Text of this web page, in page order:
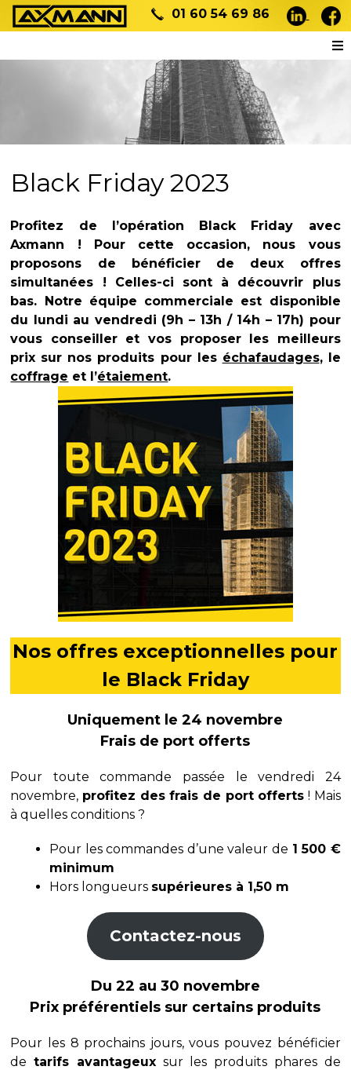
01 60 54 69 86
Black Friday 2023
Profitez de l’opération Black Friday avec
Axmann ! Pour cette occasion, nous vous
proposons de bénéficier de deux offres
simultanées ! Celles-ci sont à découvrir plus
bas. Notre équipe commerciale est disponible
du lundi au vendredi (9h – 13h / 14h – 17h) pour
vous conseiller et vos proposer les meilleurs
prix sur nos produits pour les échafaudages, le
coffrage et l’étaiement.
Nos offres exceptionnelles pour
le Black Friday
Uniquement le 24 novembre
Frais de port offerts
Pour toute commande passée le vendredi 24
novembre, profitez des frais de port offerts ! Mais
à quelles conditions ?
Pour les commandes d’une valeur de 1 500 €
minimum
Hors longueurs supérieures à 1,50 m
Contactez-nous
Du 22 au 30 novembre
Prix préférentiels sur certains produits
Pour les 8 prochains jours, vous pouvez bénéficier
detarifs avantageuxsur les produits phares de